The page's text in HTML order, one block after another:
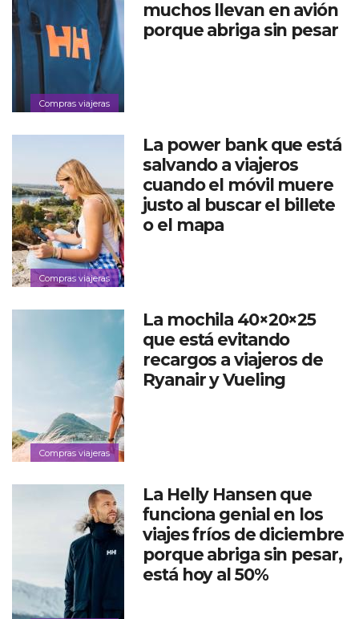
Compras viajeras
muchos llevan en avión
porque abriga sin pesar
Compras viajeras
La power bank que está
salvando a viajeros
cuando el móvil muere
justo al buscar el billete
o el mapa
Compras viajeras
La mochila 40×20×25
que está evitando
recargos a viajeros de
Ryanair y Vueling
La Helly Hansen que
funciona genial en los
viajes fríos de diciembre
porque abriga sin pesar,
está hoy al 50%